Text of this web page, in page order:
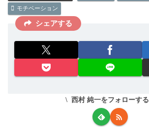
モチベーション
シェアする
西村 純一をフォローする